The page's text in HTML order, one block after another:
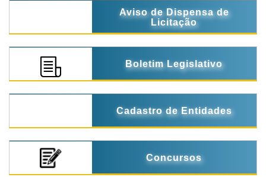
Aviso de Dispensa de
Licitação
Boletim Legislativo
Cadastro de Entidades
Concursos